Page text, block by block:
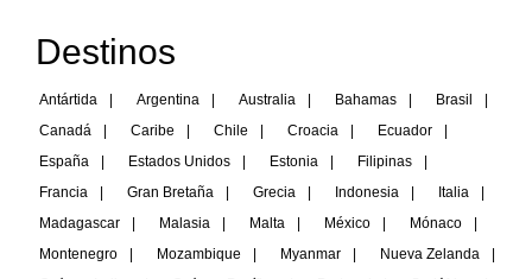
Destinos
Antártida Argentina Australia Bahamas Brasil
Canadá
Caribe Chile Croacia Ecuador
España
Estados Unidos Estonia Filipinas
Francia
Gran Bretaña Grecia Indonesia Italia
Madagascar
Malasia Malta México Mónaco
Montenegro
Mozambique Myanmar Nueva Zelanda